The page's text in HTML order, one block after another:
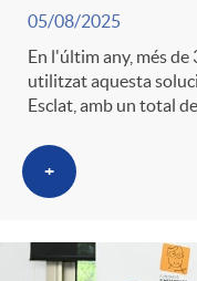
05/08/2025
En l'últim any, més
utilitzat aquesta
Esclat, amb un total
+